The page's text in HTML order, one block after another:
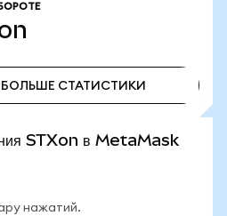
СТАТИСТИКИ
STXon в MetaMask
нажатий.